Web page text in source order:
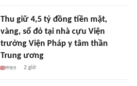
Thu giữ 4,5 tỷ đồng tiền mặt,
vàng, sổ đỏ tại nhà cựu Viện
trưởng Viện Pháp y tâm thần
Trung ương
2 giờ